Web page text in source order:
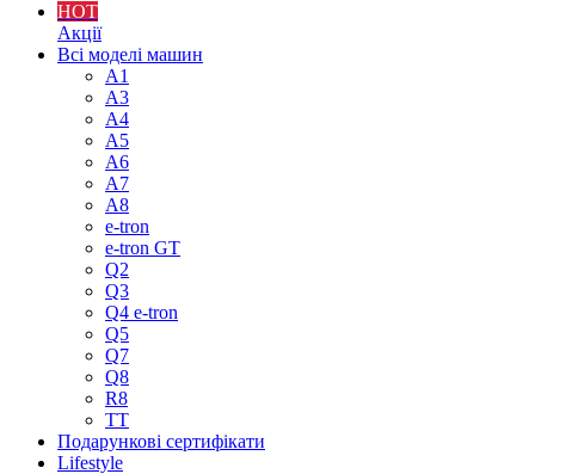
HOT
Акції
Всі моделі машин
A1
A3
A4
A5
A6
A7
A8
e-tron
e-tron GT
Q2
Q3
Q4 e-tron
Q5
Q7
Q8
R8
TT
Подарункові сертифікати
Lifestyle